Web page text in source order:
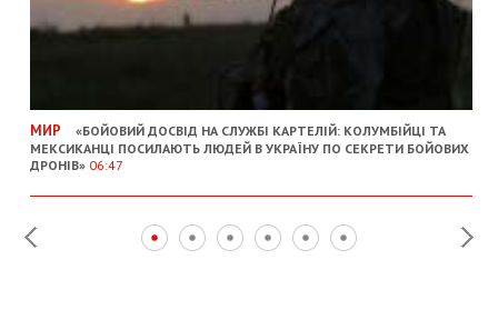
МИР
«БОЙОВИЙ ДОСВІД НА СЛУЖБІ КАРТЕЛІЙ: КОЛУМБІЙЦІ ТА
МЕКСИКАНЦІ ПОСИЛАЮТЬ ЛЮДЕЙ В УКРАЇНУ ПО СЕКРЕТИ БОЙОВИХ
ДРОНІВ» 06:47